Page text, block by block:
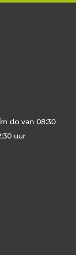
bijdragen
Zuid,
Op 9
van
do van 08:30
uur